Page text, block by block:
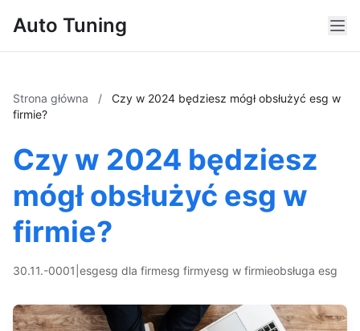
Auto Tuning
Strona główna /
Czy w 2024 będziesz mógł obsłużyć esg w
firmie?
Czy w 2024 będziesz
mógł obsłużyć esg w
firmie?
30.11.-0001 esgesg dla firmesg firmyesg w firmieobsługa esg